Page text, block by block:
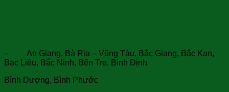
– An Giang, Bà Rịa – Vũng Tàu, Bắc Giang, Bắc Kạn,
Bạc Liêu, Bắc Ninh, Bến Tre, Bình Định
Bình Dương, Bình Phước